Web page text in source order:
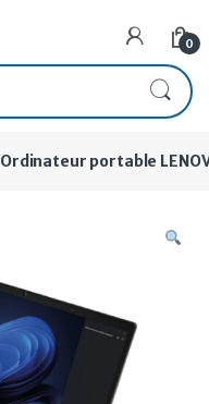
0
Ordinateur portable